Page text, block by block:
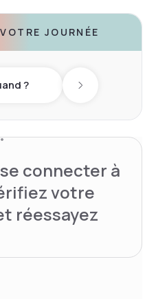
JOURNÉE
? Next day
connecter à
votre
réessayez